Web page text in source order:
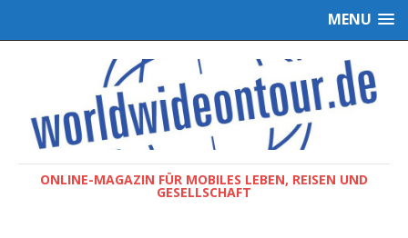
MENU
ONLINE-MAGAZIN FÜR MOBILES LEBEN, REISEN UND
GESELLSCHAFT